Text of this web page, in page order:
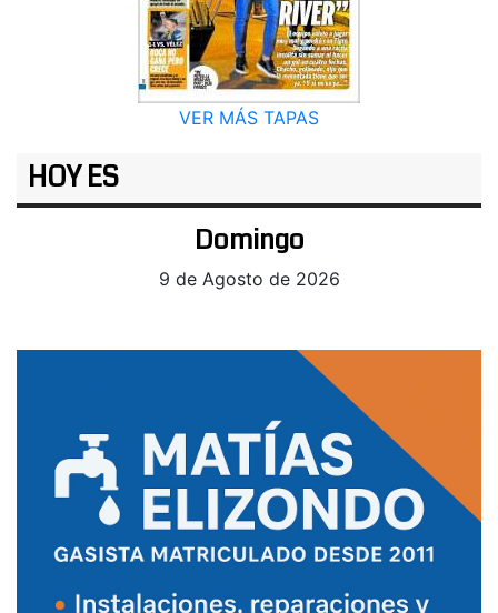
VER MÁS TAPAS
HOY ES
Domingo
9 de Agosto de 2026